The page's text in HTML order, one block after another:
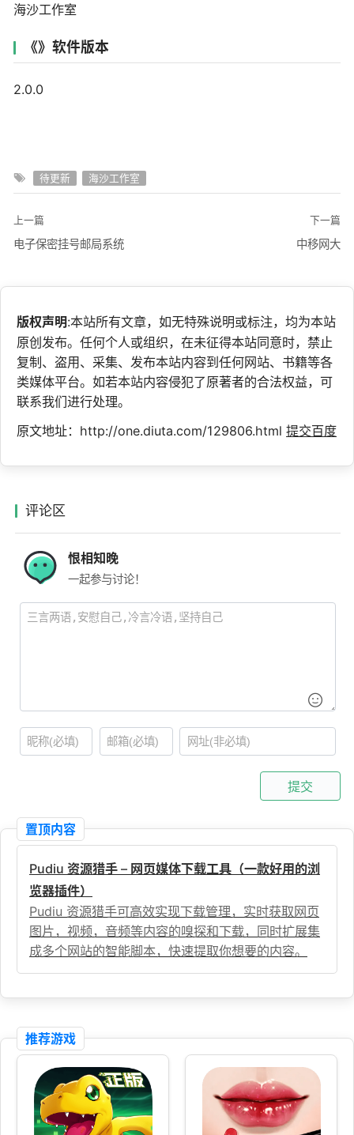
海沙工作室
《》软件版本
2.0.0
待更新 海沙工作室
上一篇
电子保密挂号邮局系统
下一篇
中移网大
版权声明:本站所有文章，如无特殊说明或标注，均为本站
原创发布。任何个人或组织，在未征得本站同意时，禁止
复制、盗用、采集、发布本站内容到任何网站、书籍等各
类媒体平台。如若本站内容侵犯了原著者的合法权益，可
联系我们进行处理。
原文地址：http://one.diuta.com/129806.html 提交百度
评论区
恨相知晚
一起参与讨论！
提交
置顶内容
Pudiu 资源猎手 – 网页媒体下载工具（一款好用的浏
览器插件）
Pudiu 资源猎手可高效实现下载管理，实时获取网页
图片，视频，音频等内容的嗅探和下载，同时扩展集
成多个网站的智能脚本，快速提取你想要的内容。
推荐游戏